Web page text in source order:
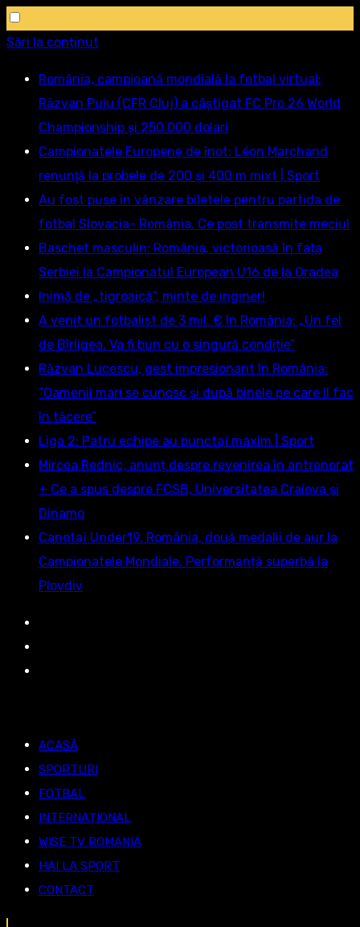
Sări la conținut
România, campioană mondială la fotbal virtual:
Răzvan Puiu (CFR Cluj) a câștigat FC Pro 26 World
Championship și 250.000 dolari
Campionatele Europene de înot: Léon Marchand
renunţă la probele de 200 şi 400 m mixt | Sport
Au fost puse în vânzare biletele pentru partida de
fotbal Slovacia- România. Ce post transmite meciul
Baschet masculin: România, victorioasă în fața
Serbiei la Campionatul European U16 de la Oradea
Inimă de „tigroaică”, minte de inginer!
A venit un fotbalist de 3 mil. € în România: „Un fel
de Bîrligea. Va fi bun cu o singură condiție”
Răzvan Lucescu, gest impresionant în România:
”Oamenii mari se cunosc și după binele pe care îl fac
în tăcere”
Liga 2: Patru echipe au punctaj maxim | Sport
Mircea Rednic, anunț despre revenirea în antrenorat
+ Ce a spus despre FCSB, Universitatea Craiova și
Dinamo
Canotaj Under19. România, două medalii de aur la
Campionatele Mondiale. Performanță superbă la
Plovdiv
ACASĂ
SPORTURI
FOTBAL
INTERNAȚIONAL
WISE TV ROMANIA
HAI LA SPORT
CONTACT